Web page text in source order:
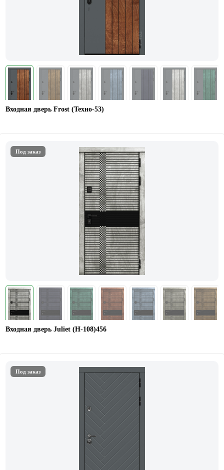
Входная дверь Frost (Техно-53)
Под заказ
Входная дверь Juliet (Н-108)456
Под заказ